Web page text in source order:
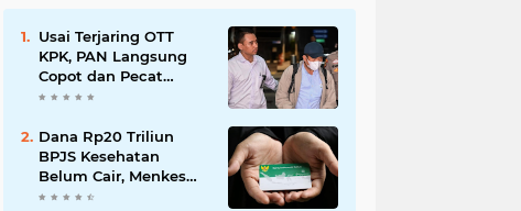
Usai Terjaring OTT
KPK, PAN Langsung
Copot dan Pecat
Bupati Lombok Barat
Dana Rp20 Triliun
BPJS Kesehatan
Belum Cair, Menkes
Ungkap Kendala